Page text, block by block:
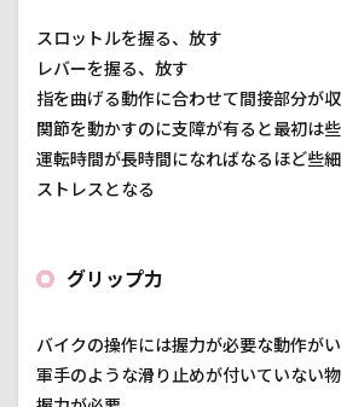
スロットルを握る、放す
レバーを握る、放す
指を曲げる動作に合わせて間接部分が
関節を動かすのに支障が有ると最初は
運転時間が長時間になればなるほど些
ストレスとなる
グリップ力
バイクの操作には握力が必要な動作が
軍手のような滑り止めが付いていない